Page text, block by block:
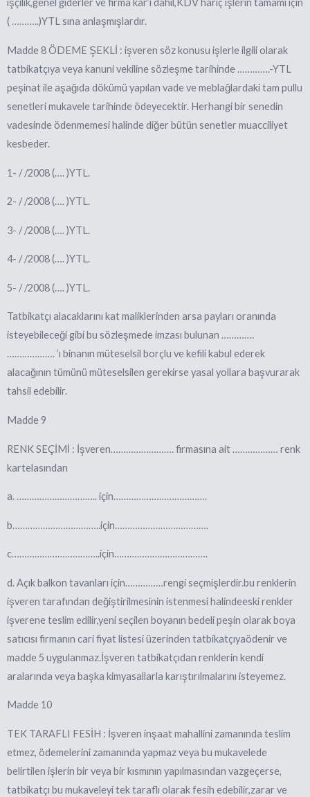
işçilik,genel giderler ve firma kar’ı dahil,KDV hariç işlerin tamamı için
( ………..)YTL sına anlaşmışlardır.
Madde 8 ÖDEME ŞEKLİ : işveren söz konusu işlerle ilgili olarak
tatbikatçıya veya kanuni vekiline sözleşme tarihinde ………….-YTL
peşinat ile aşağıda dökümü yapılan vade ve meblağlardaki tam pullu
senetleri mukavele tarihinde ödeyecektir. Herhangi bir senedin
vadesinde ödenmemesi halinde diğer bütün senetler muacciliyet
kesbeder.
1- / /2008 (…. )YTL.
2- / /2008 (…. )YTL.
3- / /2008 (…. )YTL.
4- / /2008 (…. )YTL.
5- / /2008 (…. )YTL.
Tatbikatçı alacaklarını kat maliklerinden arsa payları oranında
isteyebileceği gibi bu sözleşmede imzası bulunan ………….
………………. ‘ı binanın müteselsil borçlu ve kefili kabul ederek
alacağının tümünü müteselsilen gerekirse yasal yollara başvurarak
tahsil edebilir.
Madde 9
RENK SEÇİMİ : İşveren……………………. firmasına ait ……………… renk
kartelasından
a. ………………………….. için……………………………….
b……………………………..için……………………………….
c……………………………..için……………………………….
d. Açık balkon tavanları için……………rengi seçmişlerdir.bu renklerin
işveren tarafından değiştirilmesinin istenmesi halindeeski renkler
işverene teslim edilir,yeni seçilen boyanın bedeli peşin olarak boya
satıcısı firmanın cari fiyat listesi üzerinden tatbikatçıyaödenir ve
madde 5 uygulanmaz.İşveren tatbikatçıdan renklerin kendi
aralarında veya başka kimyasallarla karıştırılmalarını isteyemez.
Madde 10
TEK TARAFLI FESİH : İşveren inşaat mahallini zamanında teslim
etmez, ödemelerini zamanında yapmaz veya bu mukavelede
belirtilen işlerin bir veya bir kısmının yapılmasından vazgeçerse,
tatbikatçı bu mukaveleyi tek taraflı olarak fesih edebilir,zarar ve